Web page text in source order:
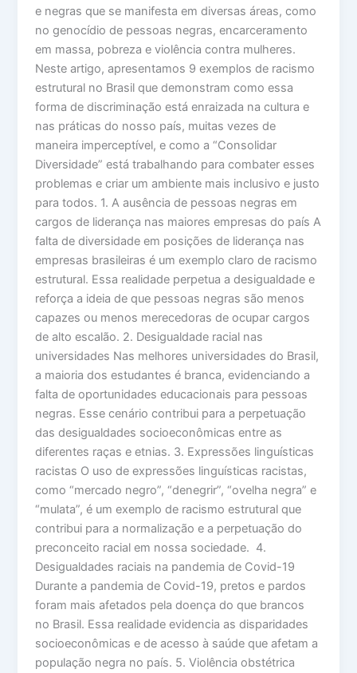
e negras que se manifesta em diversas áreas, como
no genocídio de pessoas negras, encarceramento
em massa, pobreza e violência contra mulheres.
Neste artigo, apresentamos 9 exemplos de racismo
estrutural no Brasil que demonstram como essa
forma de discriminação está enraizada na cultura e
nas práticas do nosso país, muitas vezes de
maneira imperceptível, e como a “Consolidar
Diversidade” está trabalhando para combater esses
problemas e criar um ambiente mais inclusivo e justo
para todos. 1. A ausência de pessoas negras em
cargos de liderança nas maiores empresas do país A
falta de diversidade em posições de liderança nas
empresas brasileiras é um exemplo claro de racismo
estrutural. Essa realidade perpetua a desigualdade e
reforça a ideia de que pessoas negras são menos
capazes ou menos merecedoras de ocupar cargos
de alto escalão. 2. Desigualdade racial nas
universidades Nas melhores universidades do Brasil,
a maioria dos estudantes é branca, evidenciando a
falta de oportunidades educacionais para pessoas
negras. Esse cenário contribui para a perpetuação
das desigualdades socioeconômicas entre as
diferentes raças e etnias. 3. Expressões linguísticas
racistas O uso de expressões linguísticas racistas,
como “mercado negro”, “denegrir”, “ovelha negra” e
“mulata”, é um exemplo de racismo estrutural que
contribui para a normalização e a perpetuação do
preconceito racial em nossa sociedade. 4.
Desigualdades raciais na pandemia de Covid-19
Durante a pandemia de Covid-19, pretos e pardos
foram mais afetados pela doença do que brancos
no Brasil. Essa realidade evidencia as disparidades
socioeconômicas e de acesso à saúde que afetam a
população negra no país. 5. Violência obstétrica